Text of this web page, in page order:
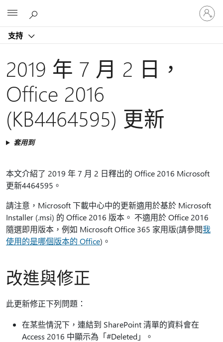
支持
登
入
您
2019 年 7 月 2 日，
Office 2016
(KB4464595) 更新
套用到
本文介紹了 2019 年 7 月 2 日釋出的 Office 2016 Microsoft
更新4464595。
請注意，Microsoft 下載中心中的更新適用於基於 Microsoft
Installer (.msi) 的 Office 2016 版本。 不適用於 Office 2016
隨選即用版本，例如 Microsoft Office 365 家用版(請參閱我
使用的是哪個版本的 Office)。
改進與修正
此更新修正下列問題：
在某些情況下，連結到 SharePoint 清單的資料會在
Access 2016 中顯示為「#Deleted」。